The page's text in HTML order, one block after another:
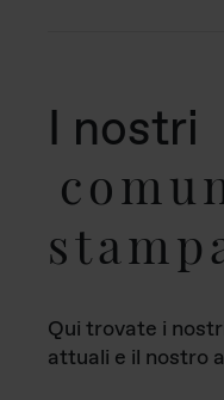
I nostri
Qui trovate i
attuali e il nostro